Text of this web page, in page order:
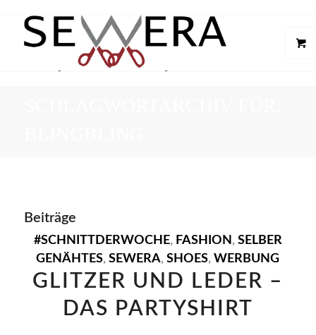
Beiträge
#SCHNITTDERWOCHE, FASHION , SELBER
GENÄHTES,SEWERA,SHOES,WERBUNG
GLITZER UND LEDER –
DAS PARTYSHIRT